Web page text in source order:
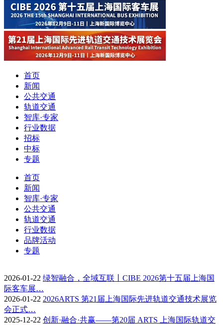
首页
新闻
公共交通
轨道交通
智库·专家
行业数据
招标
中标
专题
首页
新闻
智库·专家
公共交通
轨道交通
行业数据
品牌活动
专题
2026-01-22 绿智融合，全域互联丨CIBE 2026第十五届上海国
际客车展…
2026-01-22 2026ARTS 第21届上海国际先进轨道交通技术展览
会正式…
2025-12-22 创新·融合·共赢——第20届 ARTS 上海国际轨道交